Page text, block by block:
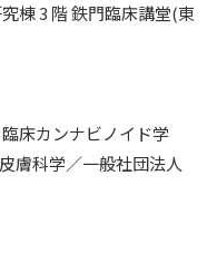
棟 3 階 鉄門臨床講堂(東
床カンナビノイド学
膚科学／一般社団法人